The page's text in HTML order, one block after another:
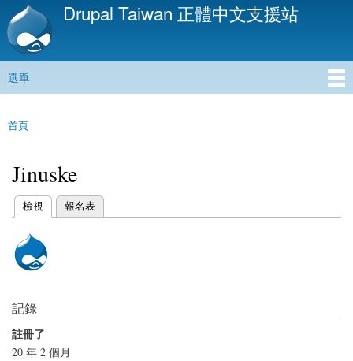
移
內
Drupal Taiwan 正體中文支援站
主選單
選單
您在這裡
首頁
Jinuske
主要索引標籤
檢視
(作用中頁籤) 報名表
記錄
註冊了
20 年 2 個月